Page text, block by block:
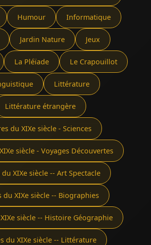
Humour Informatique
Jardin Nature Jeux
La Pléïade Le Crapouillot
Littérature
Littérature étrangère
du XIXe siècle - Sciences
siècle - Voyages Découvertes
du XIXe siècle -- Art Spectacle
du XIXe siècle -- Biographies
siècle -- Histoire Géographie
du XIXe siècle -- Littérature